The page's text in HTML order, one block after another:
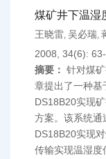
煤矿井下温湿
王晓雷, 吴必瑞,
2008, 34(6): 63-
摘要： 针对煤
章提出了一种基
DS18B20实现
方案。该系统通
DS18B20实现
传输实现温湿度